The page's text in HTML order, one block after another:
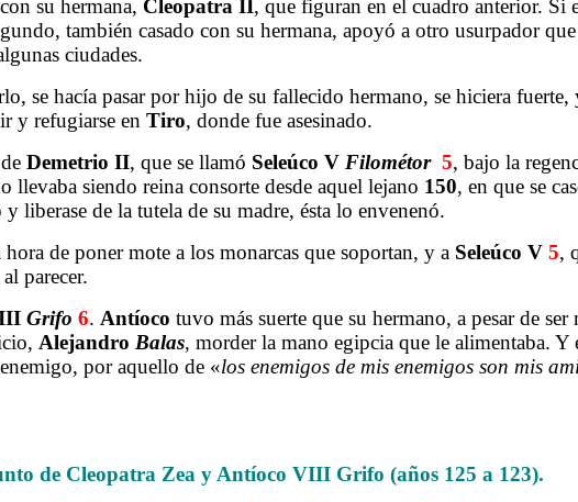
su hermana, Cleopatra II, que figuran en el cuadro anterior. Si
también casado con su hermana, apoyó a otro usurpador
ciudades.
se hacía pasar por hijo de su fallecido hermano, se hiciera
y refugiarse en Tiro, donde fue asesinado.
Demetrio II, que se llamó Seleúco V Filométor 5, bajo la
llevaba siendo reina consorte desde aquel lejano 150, en que se
liberase de la tutela de su madre, ésta lo envenenó.
de poner mote a los monarcas que soportan, y a Seleúco V 5,
parecer.
Grifo 6. Antíoco tuvo más suerte que su hermano, a pesar de
Alejandro Balas, morder la mano egipcia que le alimentaba. Y
por aquello de «los enemigos de mis enemigos son mis
de Cleopatra Zea y Antíoco VIII Grifo (años 125 a 123).